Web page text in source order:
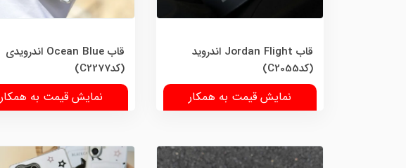
قاب Jordan Flight اندروید
(کدC2055)
نمایش قیمت به همکار
قاب Ocean Blue اندرویدی
(کدC2277)
نمایش قیمت به همکار